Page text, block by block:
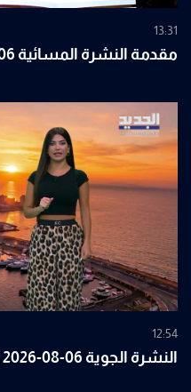
13:31
مقدمة النشرة المسائية 06-08-2026
12:54
النشرة الجوية 06-08-2026